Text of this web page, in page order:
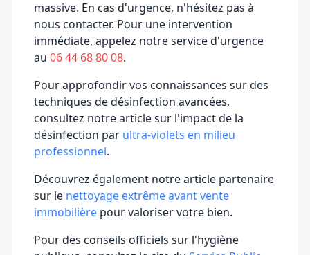
massive. En cas d'urgence, n'hésitez pas à
nous contacter. Pour une intervention
immédiate, appelez notre service d'urgence
au 06 44 68 80 08.
Pour approfondir vos connaissances sur des
techniques de désinfection avancées,
consultez notre article sur l'impact de la
désinfection par ultra-violets en milieu
professionnel.
Découvrez également notre article partenaire
sur le nettoyage extrême avant vente
immobilière pour valoriser votre bien.
Pour des conseils officiels sur l'hygiène